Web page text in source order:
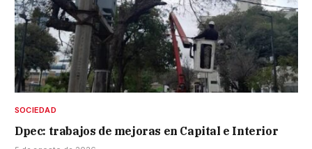
SOCIEDAD
Dpec: trabajos de mejoras en Capital e Interior